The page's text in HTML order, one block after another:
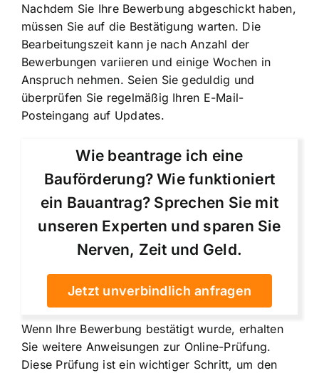
Nachdem Sie Ihre Bewerbung abgeschickt haben,
müssen Sie auf die Bestätigung warten. Die
Bearbeitungszeit kann je nach Anzahl der
Bewerbungen variieren und einige Wochen in
Anspruch nehmen. Seien Sie geduldig und
überprüfen Sie regelmäßig Ihren E-Mail-
Posteingang auf Updates.
Wie beantrage ich eine
Bauförderung? Wie funktioniert
ein Bauantrag? Sprechen Sie mit
unseren Experten und sparen Sie
Nerven, Zeit und Geld.
Jetzt unverbindlich anfragen
Wenn Ihre Bewerbung bestätigt wurde, erhalten
Sie weitere Anweisungen zur Online-Prüfung.
Diese Prüfung ist ein wichtiger Schritt, um den